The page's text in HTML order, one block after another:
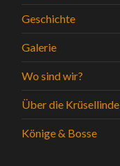
Geschichte
Galerie
Wo sind wir?
Über die Krüsellinde
Könige & Bosse